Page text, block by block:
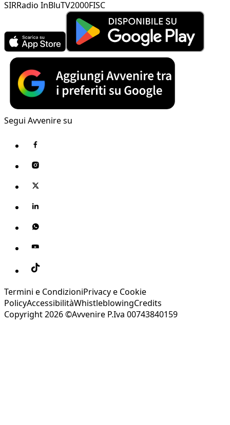
SIRRadio InBluTV2000FISC
Segui Avvenire su
Termini e CondizioniPrivacy e Cookie
PolicyAccessibilitàWhistleblowingCredits
Copyright 2026 ©Avvenire P.Iva 00743840159